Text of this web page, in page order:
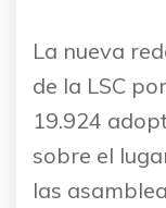
La nueva
de la LSC
19.924
sobre el
las